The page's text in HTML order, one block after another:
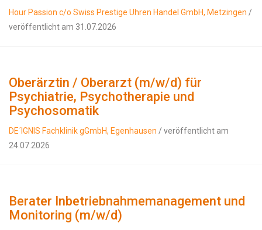
Hour Passion c/o Swiss Prestige Uhren Handel GmbH, Metzingen /
veröffentlicht am 31.07.2026
Oberärztin / Oberarzt (m/w/d) für
Psychiatrie, Psychotherapie und
Psychosomatik
DE´IGNIS Fachklinik gGmbH, Egenhausen / veröffentlicht am
24.07.2026
Berater Inbetrieb­nah­me­ma­nagement und
Monitoring (m/w/d)